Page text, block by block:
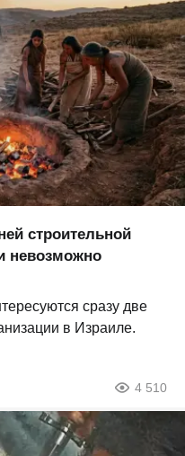
строительной
невозможно
сразу две
в Израиле.
4 510